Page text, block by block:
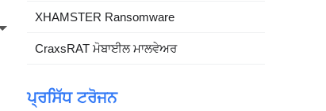
XHAMSTER Ransomware
CraxsRAT ਮੋਬਾਈਲ ਮਾਲਵੇਅਰ
ਪ੍ਰਸਿੱਧ ਟਰੋਜਨ